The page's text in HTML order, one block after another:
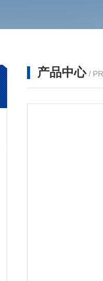
产品中心 /